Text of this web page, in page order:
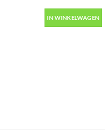
metallic autolak in spuitbus
IN WINKELWAGEN